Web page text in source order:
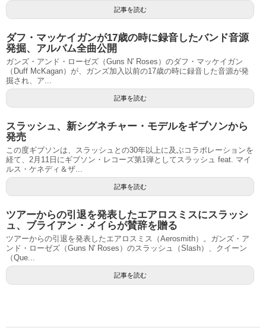
記事を読む
ダフ・マッケイガンが17歳の時に録音したバンド音源
発掘、アルバム全曲公開
ガンズ・アンド・ローゼズ（Guns N' Roses）のダフ・マッケイガン
（Duff McKagan）が、ガンズ加入以前の17歳の時に録音した音源が発
掘され、ア...
記事を読む
スラッシュ、新シグネチャー・モデルをギブソンから
発売
この度ギブソンは、スラッシュとの30年以上に及ぶコラボレーションを
経て、2月11日にギブソン・レコーズ第1弾としてスラッシュ feat. マイ
ルス・ケネディ＆ザ...
記事を読む
ツアーからの引退を発表したエアロスミスにスラッシ
ュ、ブライアン・メイらが賛辞を贈る
ツアーからの引退を発表したエアロスミス（Aerosmith）。ガンズ・ア
ンド・ローゼズ（Guns N' Roses）のスラッシュ（Slash）、クイーン
（Que...
記事を読む